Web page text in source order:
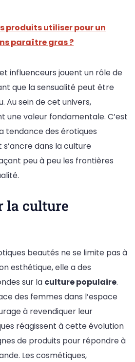
produits utiliser pour un
paraître gras ?
influenceurs jouent un rôle de
que la sensualité peut être
Au sein de cet univers,
une valeur fondamentale. C’est
tendance des érotiques
dans la culture
peu à peu les frontières
la culture
beautés ne se limite pas à
esthétique, elle a des
sur la culture populaire.
des femmes dans l’espace
à revendiquer leur
réagissent à cette évolution
de produits pour répondre à
Les cosmétiques,